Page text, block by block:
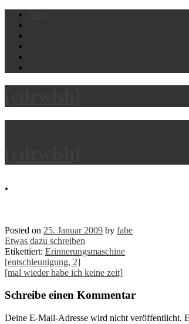
Skip
content
.
Posted on 25. Januar 2009 by fabe
Etwas dazu schreiben
Etikettiert: Erinnerungsmaschine
Post
navigation
[entschleunigung, 2]
[mal wieder habe ich keine zeit]
Schreibe einen Kommentar
Deine E-Mail-Adresse wird nicht veröffentlicht.